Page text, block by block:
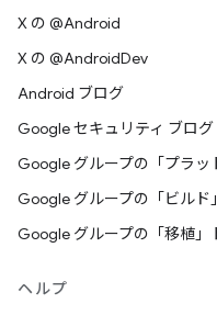
X の @Android
X の @AndroidDev
Android ブログ
Google セキュリティ ブログ
Google グループの「プラッ
Google グループの「ビルド
Google グループの「移植」
ヘルプ